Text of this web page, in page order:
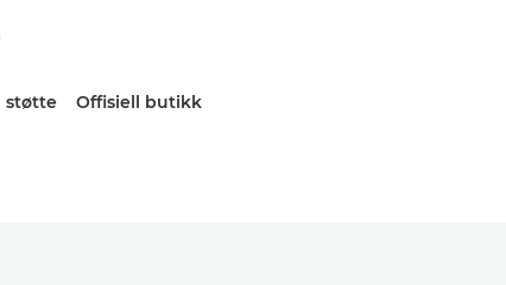
støtte Offisiell butikk